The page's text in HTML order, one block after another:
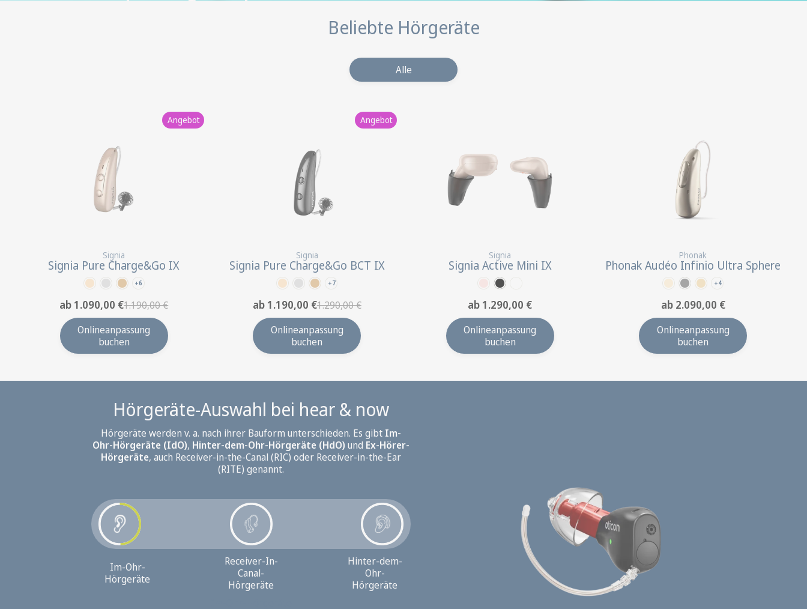
Beliebte Hörgeräte
Alle
Angebot
Signia
Signia Pure Charge&Go IX
+6
ab 1.090,00 €1.190,00 €
Onlineanpassung
buchen
Angebot
Signia
Signia Pure Charge&Go BCT IX
+7
ab 1.190,00 €1.290,00 €
Onlineanpassung
buchen
Signia
Signia Active Mini IX
ab 1.290,00 €
Onlineanpassung
buchen
Phonak
Phonak Audéo Infinio Ultra Sphere
+4
ab 2.090,00 €
Onlineanpassung
buchen
Hörgeräte-Auswahl bei hear & now
Hörgeräte werden v. a. nach ihrer Bauform unterschieden. Es gibt Im-
Ohr-Hörgeräte (IdO), Hinter-dem-Ohr-Hörgeräte (HdO) und Ex-Hörer-
Hörgeräte, auch Receiver-in-the-Canal (RIC) oder Receiver-in-the-Ear
(RITE) genannt.
Im-Ohr-
Hörgeräte
Receiver-In-
Canal-
Hörgeräte
Hinter-dem-
Ohr-
Hörgeräte